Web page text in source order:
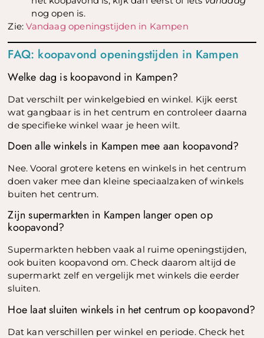
nog open is.
Zie:Vandaag openingstijden in Kampen
FAQ: koopavond openingstijden in Kampen
Welke dag is koopavond in Kampen?
Dat verschilt per winkelgebied en winkel. Kijk eerst
wat gangbaar is in het centrum en controleer daarna
de specifieke winkel waar je heen wilt.
Doen alle winkels in Kampen mee aan koopavond?
Nee. Vooral grotere ketens en winkels in het centrum
doen vaker mee dan kleine speciaalzaken of winkels
buiten het centrum.
Zijn supermarkten in Kampen langer open op
koopavond?
Supermarkten hebben vaak al ruime openingstijden,
ook buiten koopavond om. Check daarom altijd de
supermarkt zelf en vergelijk met winkels die eerder
sluiten.
Hoe laat sluiten winkels in het centrum op koopavond?
Dat kan verschillen per winkel en periode. Check het